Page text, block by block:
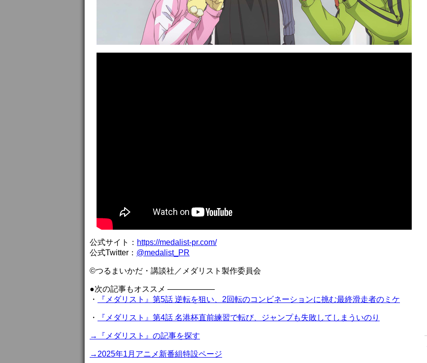
公式サイト： https://medalist-pr.com/
公式Twitter： @medalist_PR
©つるまいかだ・講談社／メダリスト製作委員会
●次の記事もオススメ ——————
・
『メダリスト』第5話 逆転を狙い、2回転のコンビネーションに挑む最終滑走者のミケ
・ 『メダリスト』第4話 名港杯直前練習で転び、ジャンプも失敗してしまういのり
→『メダリスト』の記事を探す
→2025年1月アニメ新番組特設ページ